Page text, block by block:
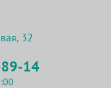
32
14